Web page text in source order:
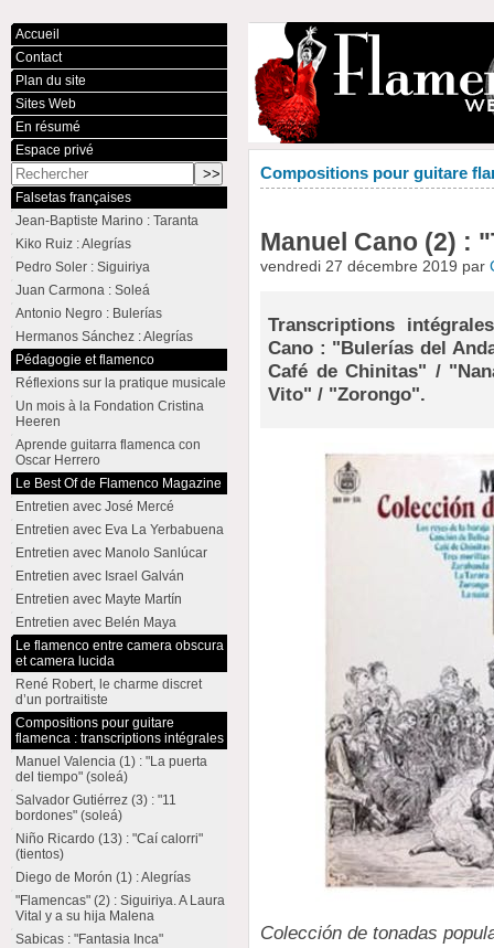
Compositions pour guitare
Manuel Cano (2) :
vendredi 27 décembre 2019 par
Transcriptions
Cano : "Bulerías del
Café de Chinitas" /
Vito" / "Zorongo".
Colección de tonadas
Accueil
Contact
Plan du site
Sites Web
En résumé
Espace privé
Falsetas françaises
Jean-Baptiste Marino : Taranta
Kiko Ruiz : Alegrías
Pedro Soler : Siguiriya
Juan Carmona : Soleá
Antonio Negro : Bulerías
Hermanos Sánchez : Alegrías
Pédagogie et flamenco
Réflexions sur la pratique musicale
Un mois à la Fondation Cristina
Heeren
Aprende guitarra flamenca con
Oscar Herrero
Le Best Of de Flamenco Magazine
Entretien avec José Mercé
Entretien avec Eva La Yerbabuena
Entretien avec Manolo Sanlúcar
Entretien avec Israel Galván
Entretien avec Mayte Martín
Entretien avec Belén Maya
Le flamenco entre camera obscura
et camera lucida
René Robert, le charme discret
d’un portraitiste
Compositions pour guitare
flamenca : transcriptions intégrales
Manuel Valencia (1) : "La puerta
del tiempo" (soleá)
Salvador Gutiérrez (3) : "11
bordones" (soleá)
Niño Ricardo (13) : "Caí calorri"
(tientos)
Diego de Morón (1) : Alegrías
"Flamencas" (2) : Siguiriya. A Laura
Vital y a su hija Malena
Sabicas : "Fantasia Inca"